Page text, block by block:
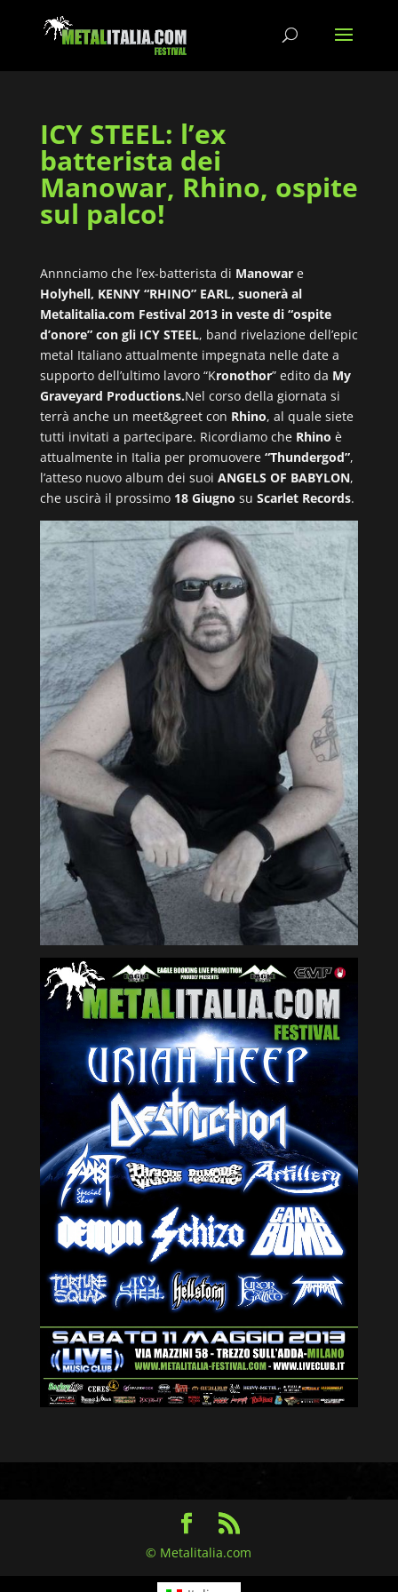
ICY STEEL: l’ex
batterista dei
Manowar, Rhino, ospite
sul palco!
Annnciamo che l’ex-batterista di Manoware
Holyhell, KENNY “RHINO” EARL, suonerà al
Metalitalia.com Festival 2013 in veste di “ospite
d’onore” con gli ICY STEEL, band rivelazione dell’epic
metal Italiano attualmente impegnata nelle date a
supporto dell’ultimo lavoro “Kronothor” edito da My
Graveyard Productions.Nel corso della giornata si
terrà anche un meet&greet con Rhino, al quale siete
tutti invitati a partecipare. Ricordiamo che Rhino è
attualmente in Italia per promuovere “Thundergod”,
l’atteso nuovo album dei suoi ANGELS OF BABYLON,
che uscirà il prossimo 18 Giugno su Scarlet Records.
© Metalitalia.com